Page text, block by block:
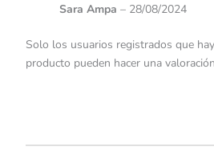
Sara Ampa – 28/08/2024
Solo los usuarios registrados que
producto pueden hacer una